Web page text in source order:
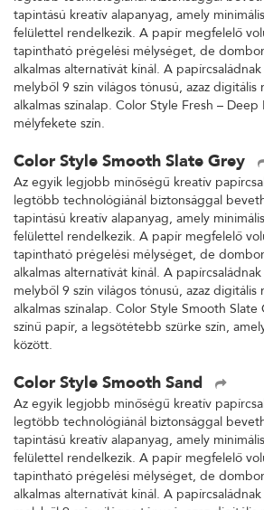
tapintású kreatív alapanyag, amely
felülettel rendelkezik. A papír megfelelő
tapintható prégelési mélységet, de
alkalmas alternatívát kínál. A
melyből 9 szín világos tónusú, azaz digitális
alkalmas színalap. Color Style Fresh –
mélyfekete szín.
Color Style Smooth Slate Grey
Az egyik legjobb minőségű kreatív
legtöbb technológiánál biztonsággal
tapintású kreatív alapanyag, amely
felülettel rendelkezik. A papír megfelelő
tapintható prégelési mélységet, de
alkalmas alternatívát kínál. A
melyből 9 szín világos tónusú, azaz digitális
alkalmas színalap. Color Style Smooth Slate
színű papír, a legsötétebb szürke szín,
között.
Color Style Smooth Sand
Az egyik legjobb minőségű kreatív
legtöbb technológiánál biztonsággal
tapintású kreatív alapanyag, amely
felülettel rendelkezik. A papír megfelelő
tapintható prégelési mélységet, de
alkalmas alternatívát kínál. A